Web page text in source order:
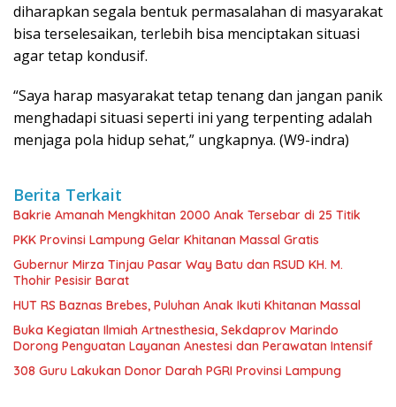
diharapkan segala bentuk permasalahan di masyarakat
bisa terselesaikan, terlebih bisa menciptakan situasi
agar tetap kondusif.
“Saya harap masyarakat tetap tenang dan jangan panik
menghadapi situasi seperti ini yang terpenting adalah
menjaga pola hidup sehat,” ungkapnya. (W9-indra)
Berita Terkait
Bakrie Amanah Mengkhitan 2000 Anak Tersebar di 25 Titik
PKK Provinsi Lampung Gelar Khitanan Massal Gratis
Gubernur Mirza Tinjau Pasar Way Batu dan RSUD KH. M.
Thohir Pesisir Barat
HUT RS Baznas Brebes, Puluhan Anak Ikuti Khitanan Massal
Buka Kegiatan Ilmiah Artnesthesia, Sekdaprov Marindo
Dorong Penguatan Layanan Anestesi dan Perawatan Intensif
308 Guru Lakukan Donor Darah PGRI Provinsi Lampung